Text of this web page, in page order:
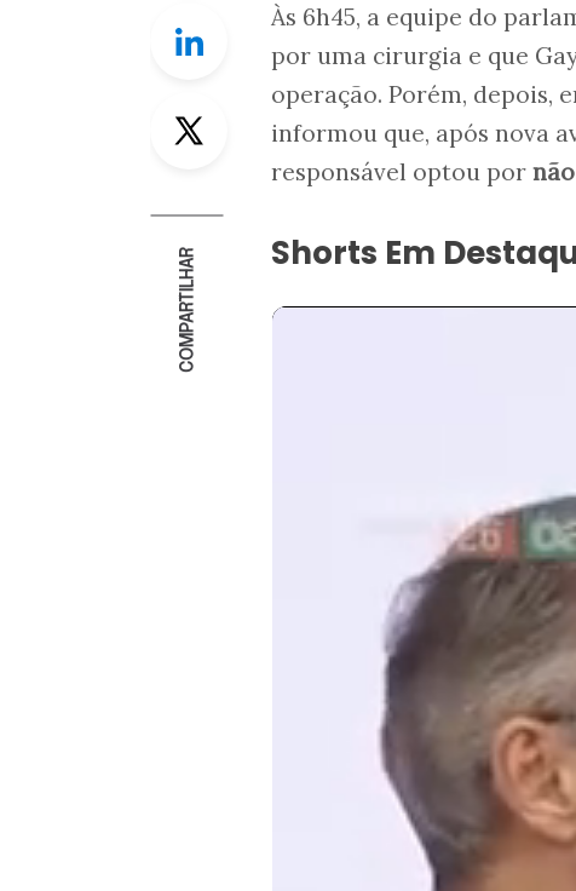
Linkedin
Twitter
COMPARTILHAR
Às 6h45, a equipe do
por uma cirurgia e que
operação. Porém, depois,
informou que, após nova
responsável optou por
Shorts Em